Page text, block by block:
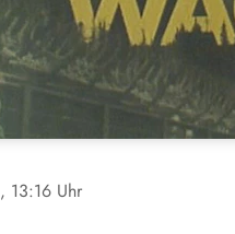
, 13:16 Uhr